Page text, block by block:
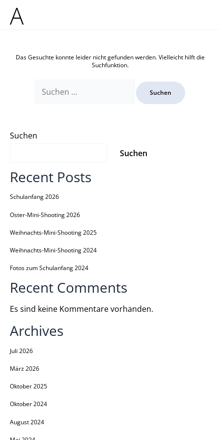
Inhalt
springen
A
Das Gesuchte konnte leider nicht gefunden werden. Vielleicht hilft die
Suchfunktion.
Suchen
Suchen
Recent Posts
Schulanfang 2026
Oster-Mini-Shooting 2026
Weihnachts-Mini-Shooting 2025
Weihnachts-Mini-Shooting 2024
Fotos zum Schulanfang 2024
Recent Comments
Es sind keine Kommentare vorhanden.
Archives
Juli 2026
März 2026
Oktober 2025
Oktober 2024
August 2024